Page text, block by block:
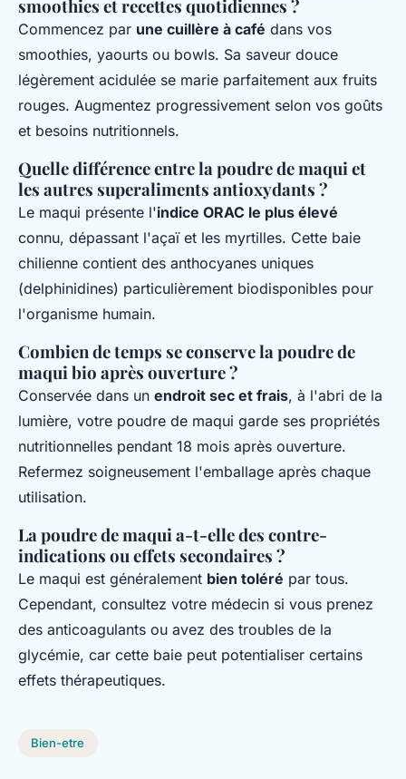
smoothies et recettes quotidiennes ?
Commencez par une cuillère à café dans vos
smoothies, yaourts ou bowls. Sa saveur douce
légèrement acidulée se marie parfaitement aux fruits
rouges. Augmentez progressivement selon vos goûts
et besoins nutritionnels.
Quelle différence entre la poudre de maqui et
les autres superaliments antioxydants ?
Le maqui présente l'indice ORAC le plus élevé
connu, dépassant l'açaï et les myrtilles. Cette baie
chilienne contient des anthocyanes uniques
(delphinidines) particulièrement biodisponibles pour
l'organisme humain.
Combien de temps se conserve la poudre de
maqui bio après ouverture ?
Conservée dans un endroit sec et frais, à l'abri de la
lumière, votre poudre de maqui garde ses propriétés
nutritionnelles pendant 18 mois après ouverture.
Refermez soigneusement l'emballage après chaque
utilisation.
La poudre de maqui a-t-elle des contre-
indications ou effets secondaires ?
Le maqui est généralement bien toléré par tous.
Cependant, consultez votre médecin si vous prenez
des anticoagulants ou avez des troubles de la
glycémie, car cette baie peut potentialiser certains
effets thérapeutiques.
Bien-etre